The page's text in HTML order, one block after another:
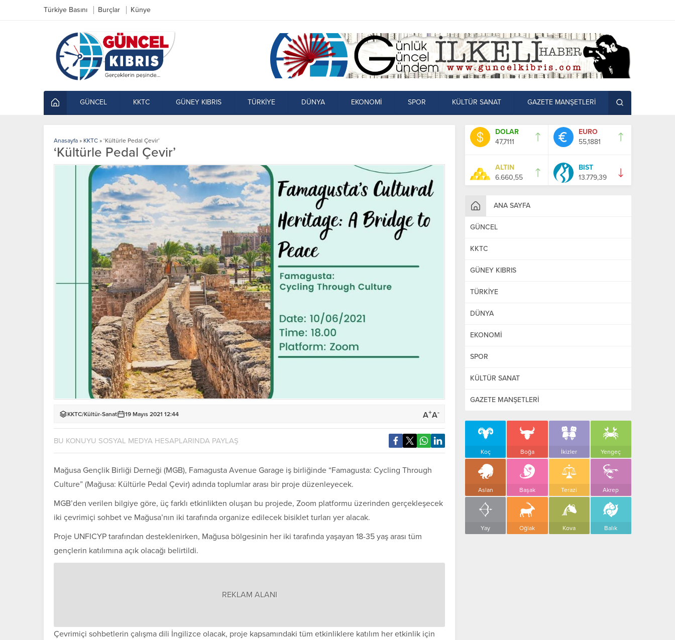
Türkiye Basını Burçlar Künye
GÜNCEL KKTC GÜNEY KIBRIS TÜRKİYE DÜNYA EKONOMİ SPOR KÜLTÜR SANAT GAZETE MANŞETLERİ
DOLAR
47,7111
EURO
55,1881
ALTIN
6.660,55
BIST
13.779,39
ANA SAYFA
GÜNCEL
KKTC
GÜNEY KIBRIS
TÜRKİYE
DÜNYA
EKONOMİ
SPOR
KÜLTÜR SANAT
GAZETE MANŞETLERİ
Koç Boğa İkizler Yengeç
Aslan Başak Terazi Akrep
Yay Oğlak Kova Balık
Anasayfa » KKTC » ‘Kültürle Pedal Çevir’
‘Kültürle Pedal Çevir’
KKTC/Kültür-Sanat 19 Mayıs 2021 12:44 A+A-
BU KONUYU SOSYAL MEDYA HESAPLARINDA PAYLAŞ
Mağusa Gençlik Birliği Derneği (MGB), Famagusta Avenue Garage iş birliğinde “Famagusta: Cycling Through
Culture” (Mağusa: Kültürle Pedal Çevir) adında toplumlar arası bir proje düzenleyecek.
MGB’den verilen bilgiye göre, üç farklı etkinlikten oluşan bu projede, Zoom platformu üzerinden gerçekleşecek
iki çevrimiçi sohbet ve Mağusa’nın iki tarafında organize edilecek bisiklet turları yer alacak.
Proje UNFICYP tarafından desteklenirken, Mağusa bölgesinin her iki tarafında yaşayan 18-35 yaş arası tüm
gençlerin katılımına açık olacağı belirtildi.
REKLAM ALANI
Çevrimiçi sohbetlerin çalışma dili İngilizce olacak, proje kapsamındaki tüm etkinliklere katılım her etkinlik için